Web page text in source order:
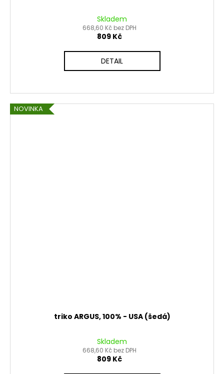
Skladem
668,60 Kč bez DPH
809 Kč
DETAIL
NOVINKA
triko ARGUS, 100% - USA (šedá)
Skladem
668,60 Kč bez DPH
809 Kč